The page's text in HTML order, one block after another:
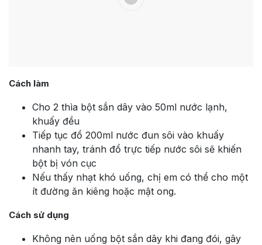
Cách làm
Cho 2 thìa bột sắn dây vào 50ml nước lạnh,
khuấy đều
Tiếp tục đổ 200ml nước đun sôi vào khuấy
nhanh tay, tránh đổ trực tiếp nước sôi sẽ khiến
bột bị vón cục
Nếu thấy nhạt khó uống, chị em có thể cho một
ít đường ăn kiêng hoặc mật ong.
Cách sử dụng
Không nên uống bột sắn dây khi đang đói, gây